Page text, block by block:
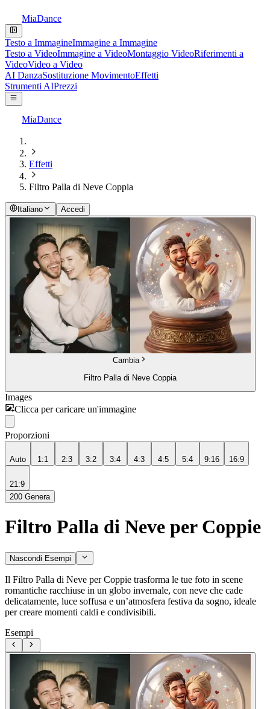
MiaDance
Testo a ImmagineImmagine a Immagine
Testo a VideoImmagine a VideoMontaggio VideoRiferimenti a
VideoVideo a Video
AI DanzaSostituzione MovimentoEffetti
Strumenti AIPrezzi
MiaDance
Effetti
Filtro Palla di Neve Coppia
Italiano Accedi
Cambia
Filtro Palla di Neve Coppia
Images
Clicca per caricare un'immagine
Proporzioni
Auto 1:1 2:3 3:2 3:4 4:3 4:5 5:4 9:16 16:9
21:9
200 Genera
Filtro Palla di Neve per Coppie
Nascondi Esempi
Il Filtro Palla di Neve per Coppie trasforma le tue foto in scene
romantiche racchiuse in un globo invernale, con neve che cade
delicatamente, luce soffusa e un’atmosfera festiva da sogno, ideale
per creare momenti caldi e condivisibili.
Esempi